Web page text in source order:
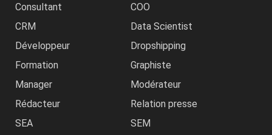
Consultant
COO
CRM
Data Scientist
Développeur
Dropshipping
Formation
Graphiste
Manager
Modérateur
Rédacteur
Relation presse
SEA
SEM